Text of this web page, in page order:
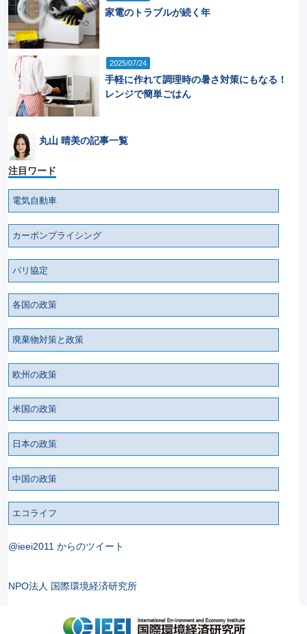
家電のトラブルが続く年
2025/07/24
手軽に作れて調理時の暑さ対策にもなる！
レンジで簡単ごはん
丸山 晴美の記事一覧
注目ワード
電気自動車
カーボンプライシング
パリ協定
各国の政策
廃棄物対策と政策
欧州の政策
米国の政策
日本の政策
中国の政策
エコライフ
@ieei2011 からのツイート
NPO法人 国際環境経済研究所